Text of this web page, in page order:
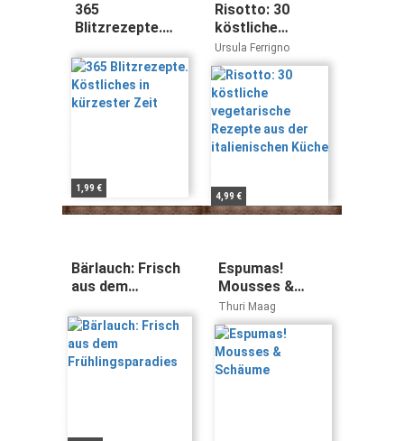
365
Blitzrezepte.
kürzester Zeit
1,99 €
Risotto: 30
köstliche
vegetarische
Rezepte aus der
italienischen
Küche
Ursula Ferrigno
4,99 €
Bärlauch: Frisch
aus dem
Espumas!
Mousses &
Schäume
Thuri Maag